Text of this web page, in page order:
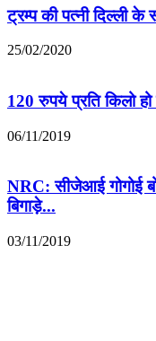
ट्रम्प की पत्नी दिल्ली
25/02/2020
120 रुपये प्रति किलो
06/11/2019
NRC: सीजेआई गोगोई
बिगाड़े...
03/11/2019